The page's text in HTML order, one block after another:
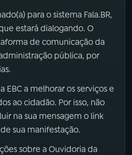
para o sistema Fala.BR,
estará dialogando. O
de comunicação da
pública, por
EBC a melhorar os serviços e
ao cidadão. Por isso, não
na sua mensagem o link
sua manifestação.
sobre a Ouvidoria da